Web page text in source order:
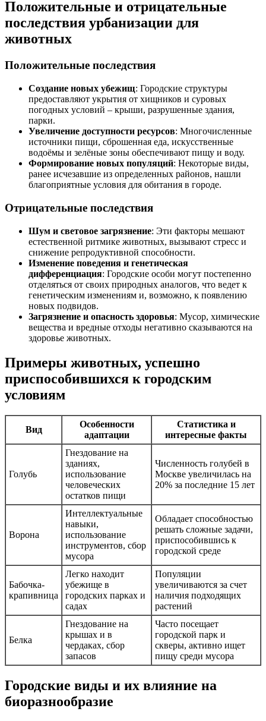
Положительные и отрицательные
последствия урбанизации для
животных
Положительные последствия
Создание новых убежищ: Городские структуры
предоставляют укрытия от хищников и суровых
погодных условий – крыши, разрушенные здания,
парки.
Увеличение доступности ресурсов: Многочисленные
источники пищи, сброшенная еда, искусственные
водоёмы и зелёные зоны обеспечивают пищу и воду.
Формирование новых популяций: Некоторые виды,
ранее исчезавшие из определенных районов, нашли
благоприятные условия для обитания в городе.
Отрицательные последствия
Шум и световое загрязнение: Эти факторы мешают
естественной ритмике животных, вызывают стресс и
снижение репродуктивной способности.
Изменение поведения и генетическая
дифференциация: Городские особи могут постепенно
отделяться от своих природных аналогов, что ведет к
генетическим изменениям и, возможно, к появлению
новых подвидов.
Загрязнение и опасность здоровья: Мусор, химические
вещества и вредные отходы негативно сказываются на
здоровье животных.
Примеры животных, успешно
приспособившихся к городским
условиям
Вид
Особенности
адаптации
Статистика и
интересные факты
Голубь
Гнездование на
зданиях,
использование
человеческих
остатков пищи
Численность голубей в
Москве увеличилась на
20% за последние 15 лет
Ворона
Интеллектуальные
навыки,
использование
инструментов, сбор
мусора
Обладает способностью
решать сложные задачи,
приспособившись к
городской среде
Бабочка-
крапивница
Легко находит
убежище в
городских парках и
садах
Популяции
увеличиваются за счет
наличия подходящих
растений
Белка
Гнездование на
крышах и в
чердаках, сбор
запасов
Часто посещает
городской парк и
скверы, активно ищет
пищу среди мусора
Городские виды и их влияние на
биоразнообразие